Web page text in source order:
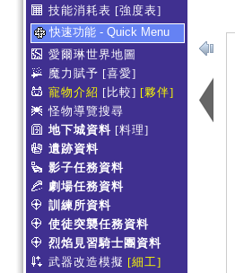
技能消耗表 [強度表]
快速功能 - Quick Menu
愛爾琳世界地圖
魔力賦予 [喜愛]
寵物介紹 [比較] [夥伴]
怪物導覽搜尋
地下城資料 [料理]
遺跡資料
影子任務資料
劇場任務資料
訓練所資料
使徒突襲任務資料
烈焰見習騎士團資料
武器改造模擬 [細工]